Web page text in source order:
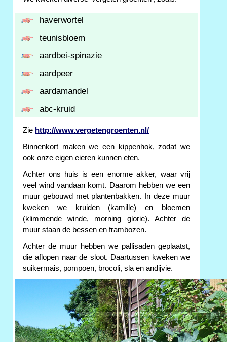
haverwortel
teunisbloem
aardbei-spinazie
aardpeer
aardamandel
abc-kruid
Zie http://www.vergetengroenten.nl/
Binnenkort maken we een kippenhok, zodat we
ook onze eigen eieren kunnen eten.
Achter ons huis is een enorme akker, waar vrij
veel wind vandaan komt. Daarom hebben we een
muur gebouwd met plantenbakken. In deze muur
kweken we kruiden (kamille) en bloemen
(klimmende winde, morning glorie). Achter de
muur staan de bessen en frambozen.
Achter de muur hebben we pallisaden geplaatst,
die aflopen naar de sloot. Daartussen kweken we
suikermais, pompoen, brocoli, sla en andijvie.